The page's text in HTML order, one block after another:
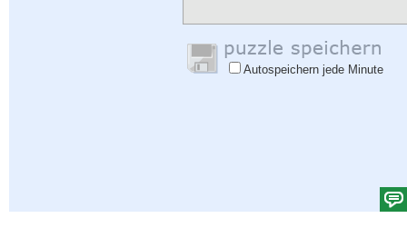
Autospeichern jede Minute